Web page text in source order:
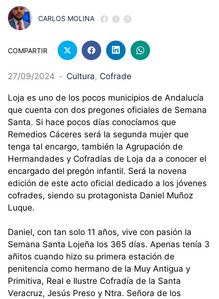
CARLOS MOLINA
COMPARTIR
27/09/2024 - Cultura, Cofrade
Loja es uno de los pocos municipios de Andalucía
que cuenta con dos pregones oficiales de Semana
Santa. Si hace pocos días conocíamos que
Remedios Cáceres será la segunda mujer que
tenga tal encargo, también la Agrupación de
Hermandades y Cofradías de Loja da a conocer el
encargado del pregón infantil. Será la novena
edición de este acto oficial dedicado a los jóvenes
cofrades, siendo su protagonista Daniel Muñoz
Luque.
Daniel, con tan solo 11 años, vive con pasión la
Semana Santa Lojeña los 365 días. Apenas tenía 3
añitos cuando hizo su primera estación de
penitencia como hermano de la Muy Antigua y
Primitiva, Real e Ilustre Cofradía de la Santa
Veracruz, Jesús Preso y Ntra. Señora de los